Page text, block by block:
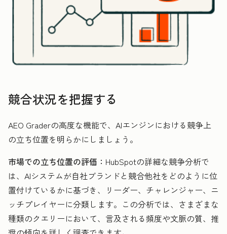
競合状況を把握する
AEO Graderの高度な機能で、AIエンジンにおける競争上
の立ち位置を明らかにしましょう。
市場での立ち位置の評価： HubSpotの詳細な競争分析で
は、AIシステムが自社ブランドと競合他社をどのように位
置付けているかに基づき、リーダー、チャレンジャー、ニ
ッチプレイヤーに分類します。この分析では、さまざまな
種類のクエリーにおいて、言及される頻度や文脈の質、推